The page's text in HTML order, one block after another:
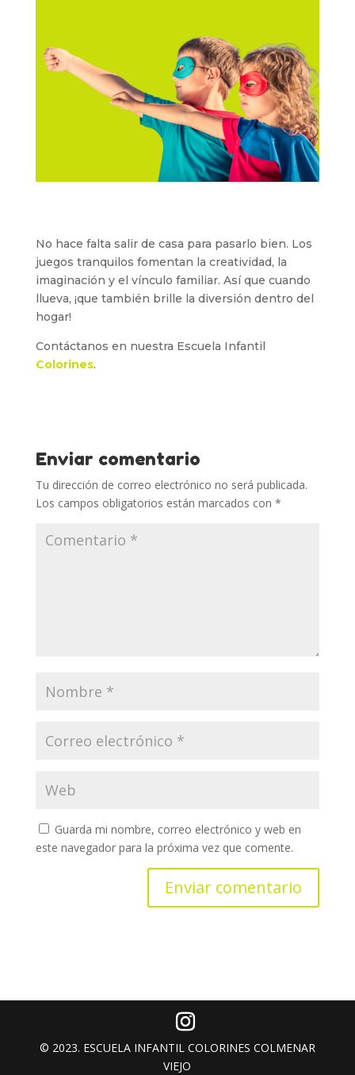
No hace falta salir de casa para pasarlo bien. Los
juegos tranquilos fomentan la creatividad, la
imaginación y el vínculo familiar. Así que cuando
llueva, ¡que también brille la diversión dentro del
hogar!
Contáctanos en nuestra Escuela Infantil
Colorines.
Enviar comentario
Tu dirección de correo electrónico no será publicada.
Los campos obligatorios están marcados con *
Guarda mi nombre, correo electrónico y web en
este navegador para la próxima vez que comente.
© 2023. ESCUELA INFANTIL COLORINES COLMENAR
VIEJO